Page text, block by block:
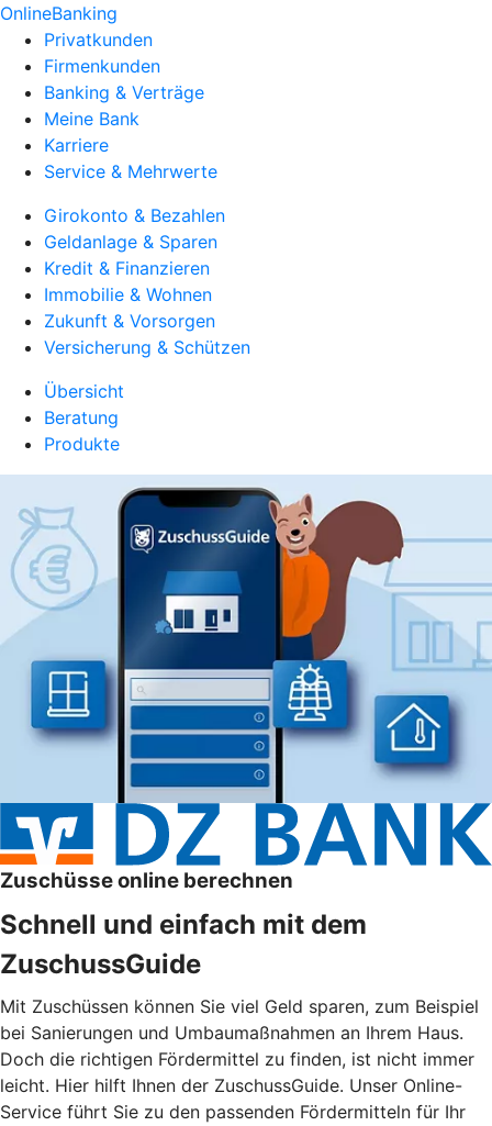
OnlineBanking
Privatkunden
Firmenkunden
Banking & Verträge
Meine Bank
Karriere
Service & Mehrwerte
Girokonto & Bezahlen
Geldanlage & Sparen
Kredit & Finanzieren
Immobilie & Wohnen
Zukunft & Vorsorgen
Versicherung & Schützen
Übersicht
Beratung
Produkte
Zuschüsse online berechnen
Schnell und einfach mit dem
ZuschussGuide
Mit Zuschüssen können Sie viel Geld sparen, zum Beispiel
bei Sanierungen und Umbaumaßnahmen an Ihrem Haus.
Doch die richtigen Fördermittel zu finden, ist nicht immer
leicht. Hier hilft Ihnen der ZuschussGuide. Unser Online-
Service führt Sie zu den passenden Fördermitteln für Ihr